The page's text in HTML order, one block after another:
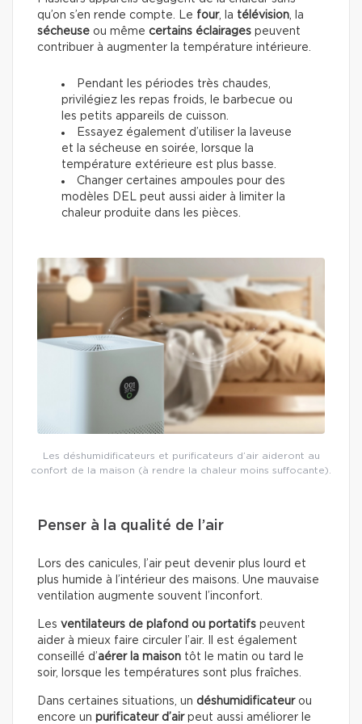
qu’on s’en rende compte. Le four, la télévision, la
sécheuse ou même certains éclairages peuvent
contribuer à augmenter la température intérieure.
Pendant les périodes très chaudes,
privilégiez les repas froids, le barbecue ou
les petits appareils de cuisson.
Essayez également d’utiliser la laveuse
et la sécheuse en soirée, lorsque la
température extérieure est plus basse.
Changer certaines ampoules pour des
modèles DEL peut aussi aider à limiter la
chaleur produite dans les pièces.
Les déshumidificateurs et purificateurs d’air aideront au
confort de la maison (à rendre la chaleur moins suffocante).
Penser à la qualité de l’air
Lors des canicules, l’air peut devenir plus lourd et
plus humide à l’intérieur des maisons. Une mauvaise
ventilation augmente souvent l’inconfort.
Les ventilateurs de plafond ou portatifs peuvent
aider à mieux faire circuler l’air. Il est également
conseillé d’aérer la maison tôt le matin ou tard le
soir, lorsque les températures sont plus fraîches.
Dans certaines situations, un déshumidificateurou
encore un purificateur d’airpeut aussi améliorer le